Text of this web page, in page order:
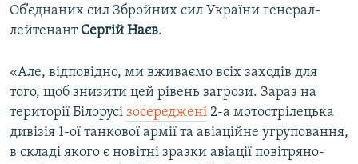
Об’єднаних сил Збройних сил України генерал-
лейтенант Сергій Наєв.
«Але, відповідно, ми вживаємо всіх заходів для
того, щоб знизити цей рівень загрози. Зараз на
території Білорусі зосереджені 2-а мотострілецька
дивізія 1-ої танкової армії та авіаційне угруповання,
в складі якого є новітні зразки авіації повітряно-